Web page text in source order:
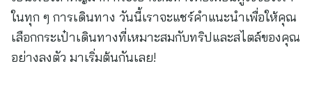
ในทุก ๆ การเดินทาง วันนี้เราจะแชร์คำแนะนำเพื่อให้คุณ
เลือกกระเป๋าเดินทางที่เหมาะสมกับทริปและสไตล์ของคุณ
อย่างลงตัว มาเริ่มต้นกันเลย!